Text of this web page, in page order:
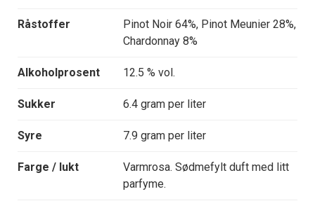
Råstoffer
Pinot Noir 64%, Pinot Meunier 28%,
Chardonnay 8%
Alkoholprosent 12.5 % vol.
Sukker 6.4 gram per liter
Syre 7.9 gram per liter
Farge / lukt
Varmrosa. Sødmefylt duft med litt
parfyme.